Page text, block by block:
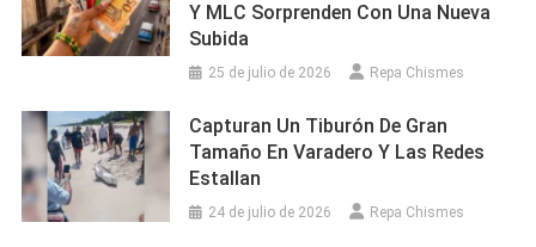
Y MLC Sorprenden Con Una Nueva
Subida
25 de julio de 2026 Repa Chismes
Capturan Un Tiburón De Gran
Tamaño En Varadero Y Las Redes
Estallan
24 de julio de 2026 Repa Chismes